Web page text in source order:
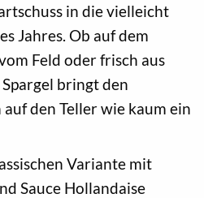
in die vielleicht
Jahres. Ob auf dem
Feld oder frisch aus
bringt den
auf den Teller wie kaum ein
Variante mit
Sauce Hollandaise